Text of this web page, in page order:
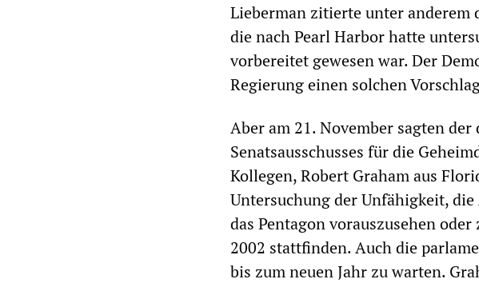
Lieberman zitierte unter anderem
die nach Pearl Harbor hatte
vorbereitet gewesen war. Der
Regierung einen solchen
Aber am 21. November sagten
Senatsausschusses für die
Kollegen, Robert Graham aus
Untersuchung der Unfähigkeit,
das Pentagon vorauszusehen
2002 stattfinden. Auch die
bis zum neuen Jahr zu warten.